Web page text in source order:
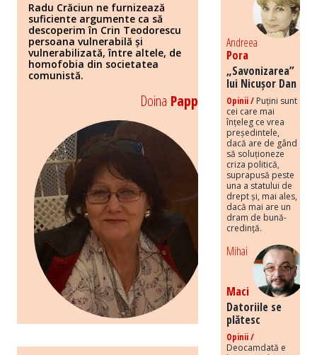
Radu Crăciun ne furnizează
suficiente argumente ca să
descoperim în Crin Teodorescu
persoana vulnerabilă și
vulnerabilizată, între altele, de
homofobia din societatea
comunistă.
Doina Papp
Andreea
Pora
„Savonizarea”
lui Nicușor Dan
Opinii / Puțini sunt
cei care mai
înțeleg ce vrea
președintele,
dacă are de gând
să soluționeze
criza politică,
suprapusă peste
una a statului de
drept și, mai ales,
dacă mai are un
dram de bună-
credință.
Mihai
Maci
Datoriile se
plătesc
Opinii /
Deocamdată e